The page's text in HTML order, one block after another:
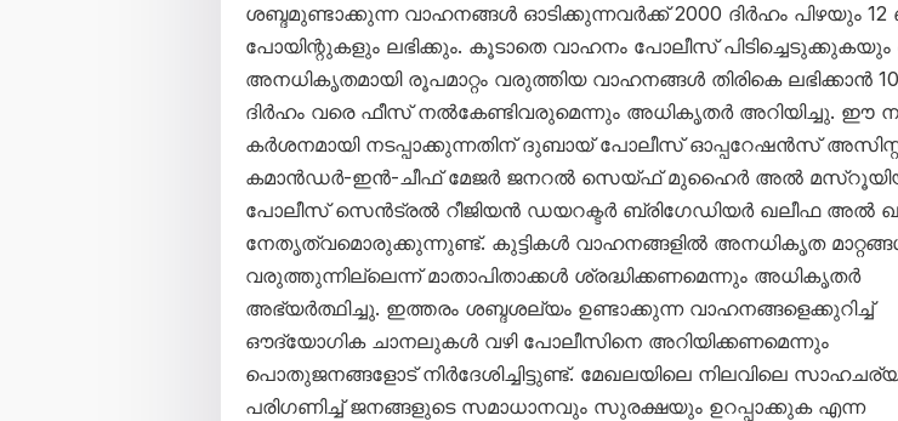
ശബ്ദമുണ്ടാക്കുന്ന വാഹനങ്ങൾ ഓടിക്കുന്നവർക്ക് 2000 ദിർഹം പിഴയും 12
പോയിന്റുകളും ലഭിക്കും. കൂടാതെ വാഹനം പോലീസ്
അനധികൃതമായി രൂപമാറ്റം വരുത്തിയ വാഹനങ്ങൾ തിരികെ ലഭിക്കാൻ
ദിർഹം വരെ ഫീസ് നൽകേണ്ടിവരുമെന്നും അധികൃതർ അറിയിച്ചു. ഈ
കർശനമായി നടപ്പാക്കുന്നതിന് ദുബായ് പോലീസ് ഓപ്പറേഷൻസ്
കമാൻഡർ-ഇൻ-ചീഫ് മേജർ ജനറൽ സെയ്ഫ് മുഹൈർ അൽ
പോലീസ് സെൻട്രൽ റീജിയൻ ഡയറക്ടർ ബ്രിഗേഡിയർ ഖലീഫ അൽ
നേതൃത്വമൊരുക്കുന്നുണ്ട്. കുട്ടികൾ വാഹനങ്ങളിൽ അനധികൃത
വരുത്തുന്നില്ലെന്ന് മാതാപിതാക്കൾ ശ്രദ്ധിക്കണമെന്നും അധികൃതർ
അഭ്യർത്ഥിച്ചു. ഇത്തരം ശബ്ദശല്യം ഉണ്ടാക്കുന്ന വാഹനങ്ങളെക്കുറിച്ച്
ഔദ്യോഗിക ചാനലുകൾ വഴി പോലീസിനെ അറിയിക്കണമെന്നും
പൊതുജനങ്ങളോട് നിർദേശിച്ചിട്ടുണ്ട്. മേഖലയിലെ നിലവിലെ
പരിഗണിച്ച് ജനങ്ങളുടെ സമാധാനവും സുരക്ഷയും ഉറപ്പാക്കുക എന്ന